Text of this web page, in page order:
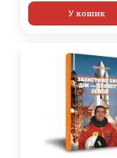
У кошик